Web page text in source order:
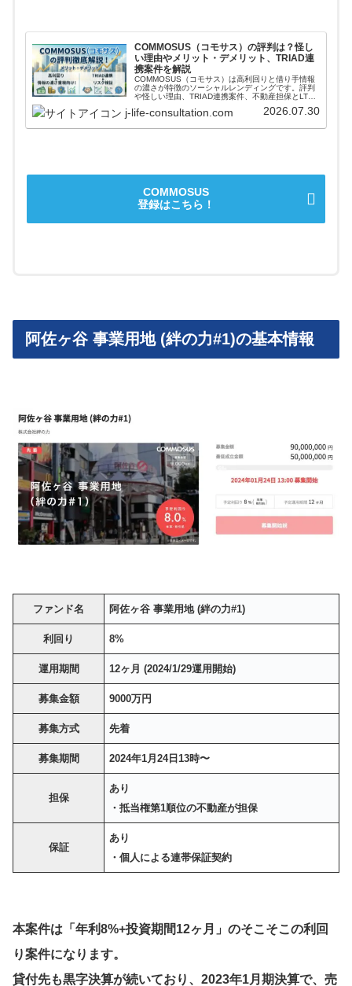
COMMOSUS（コモサス）の評判は？怪し
い理由やメリット・デメリット、TRIAD連
携案件を解説
COMMOSUS（コモサス）は高利回りと借り手情報
の濃さが特徴のソーシャルレンディングです。評判
や怪しい理由、TRIAD連携案件、不動産担保とLTV
解説します。
j-life-consultation.com 2026.07.30
COMMOSUS
登録はこちら！
阿佐ヶ谷 事業用地 (絆の力#1)の基本情報
ファンド名 阿佐ヶ谷 事業用地 (絆の力#1)
利回り 8%
運用期間 12ヶ月 (2024/1/29運用開始)
募集金額 9000万円
募集方式 先着
募集期間 2024年1月24日13時〜
担保
あり
・抵当権第1順位の不動産が担保
保証
あり
・個人による連帯保証契約
本案件は「年利8%+投資期間12ヶ月」のそこそこの利回
り案件になります。
貸付先も黒字決算が続いており、2023年1月期決算で、売